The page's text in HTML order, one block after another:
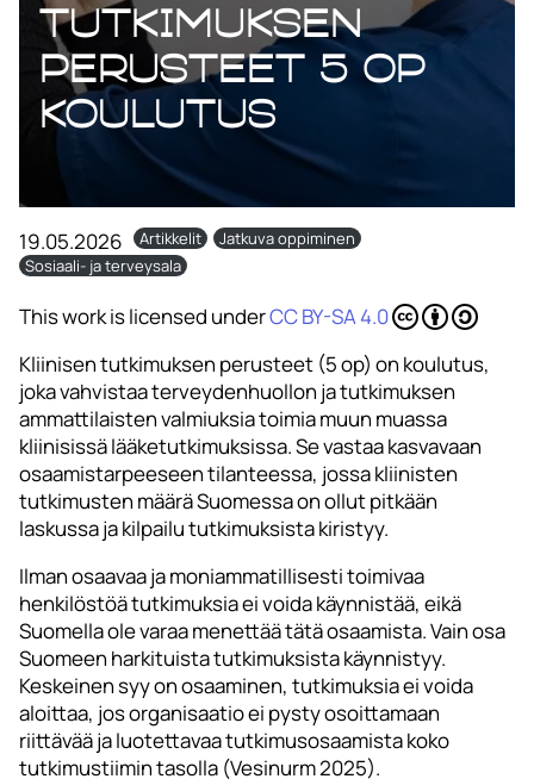
tutkimuksen
perusteet 5 op
koulutus
19.05.2026 Artikkelit
Jatkuva oppiminen
Sosiaali- ja terveysala
This work is licensed underCC BY-SA 4.0
Kliinisen tutkimuksen perusteet (5 op) on koulutus,
joka vahvistaa terveydenhuollon ja tutkimuksen
ammattilaisten valmiuksia toimia muun muassa
kliinisissä lääketutkimuksissa. Se vastaa kasvavaan
osaamistarpeeseen tilanteessa, jossa kliinisten
tutkimusten määrä Suomessa on ollut pitkään
laskussa ja kilpailu tutkimuksista kiristyy.
Ilman osaavaa ja moniammatillisesti toimivaa
henkilöstöä tutkimuksia ei voida käynnistää, eikä
Suomella ole varaa menettää tätä osaamista. Vain osa
Suomeen harkituista tutkimuksista käynnistyy.
Keskeinen syy on osaaminen, tutkimuksia ei voida
aloittaa, jos organisaatio ei pysty osoittamaan
riittävää ja luotettavaa tutkimusosaamista koko
tutkimustiimin tasolla (Vesinurm 2025).